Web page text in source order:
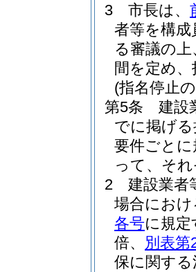
3
市長は、
者等を構
る審議の
間を定め
(指名停止
第5条
建設
でに掲げ
要件ごと
って、そ
2
建設業者
場合にお
各号に規
倍、 別表第
保に関する